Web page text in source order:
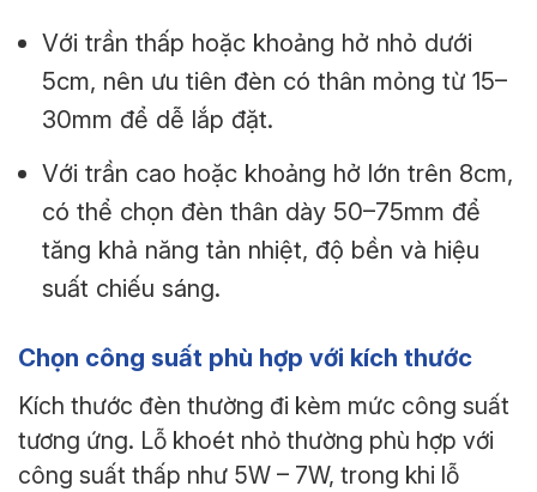
Với trần thấp hoặc khoảng hở nhỏ dưới
5cm, nên ưu tiên đèn có thân mỏng từ 15–
30mm để dễ lắp đặt.
Với trần cao hoặc khoảng hở lớn trên 8cm,
có thể chọn đèn thân dày 50–75mm để
tăng khả năng tản nhiệt, độ bền và hiệu
suất chiếu sáng.
Chọn công suất phù hợp với kích thước
Kích thước đèn thường đi kèm mức công suất
tương ứng. Lỗ khoét nhỏ thường phù hợp với
công suất thấp như 5W – 7W, trong khi lỗ